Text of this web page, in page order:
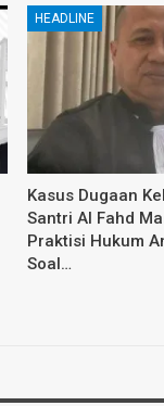
HEADLINE
Kasus Dugaan
Santri Al Fahd
Praktisi Hukum
Soal…